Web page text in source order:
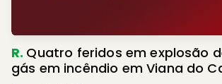
R. Quatro feridos em explosão
gás em incêndio em Viana do